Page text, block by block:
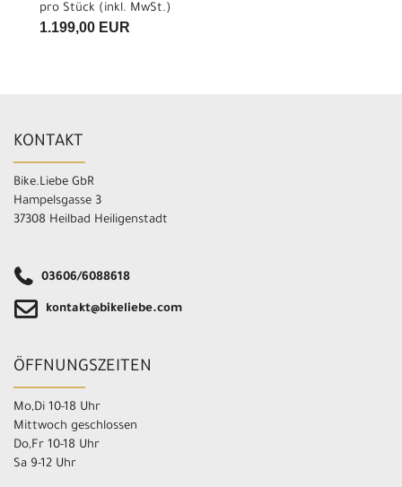
pro Stück (inkl. MwSt.)
1.199,00 EUR
KONTAKT
Bike.Liebe GbR
Hampelsgasse 3
37308 Heilbad Heiligenstadt
03606/6088618
kontakt@bikeliebe.com
ÖFFNUNGSZEITEN
Mo,Di 10-18 Uhr
Mittwoch geschlossen
Do,Fr 10-18 Uhr
Sa 9-12 Uhr